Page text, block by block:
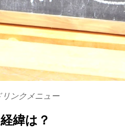
リンクメニュー
緯は？